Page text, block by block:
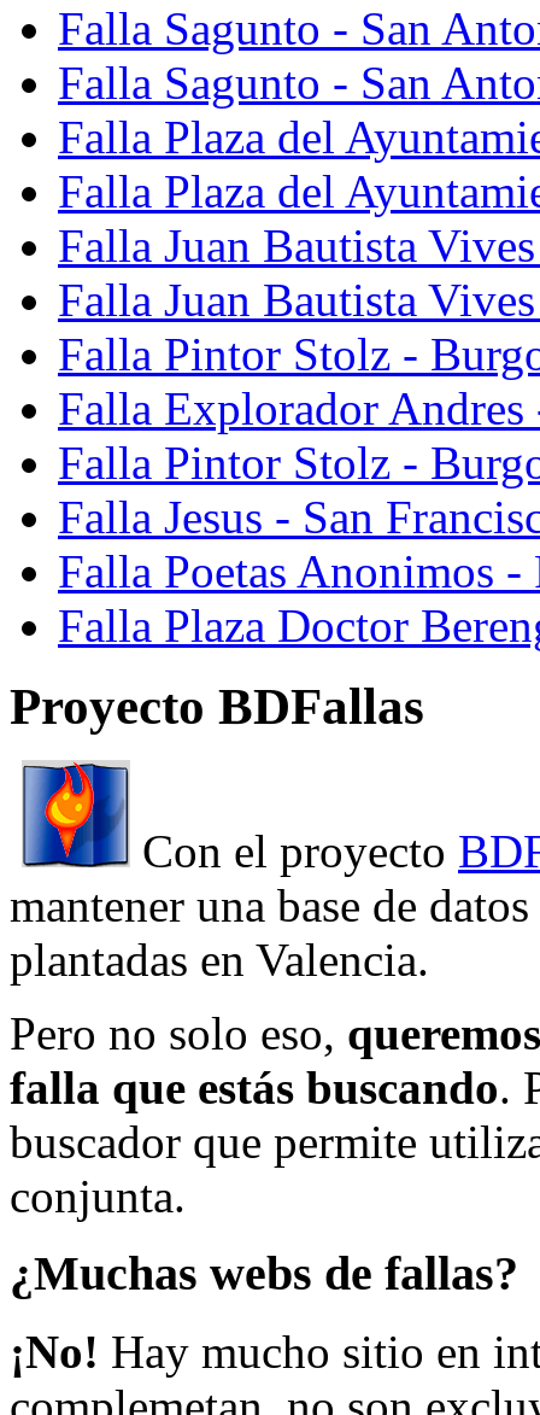
Falla Sagunto - San
Falla Sagunto - San
Falla Plaza del
Falla Plaza del
Falla Juan Bautista
Falla Juan Bautista
Falla Pintor Stolz -
Falla Explorador Andres
Falla Pintor Stolz -
Falla Jesus - San
Falla Poetas Anonimos
Falla Plaza Doctor
Proyecto BDFallas
Con el proyecto
mantener una base de
plantadas en Valencia.
Pero no solo eso,
falla que estás buscando.
buscador que permite
conjunta.
¿Muchas webs de fallas?
¡No! Hay mucho sitio en